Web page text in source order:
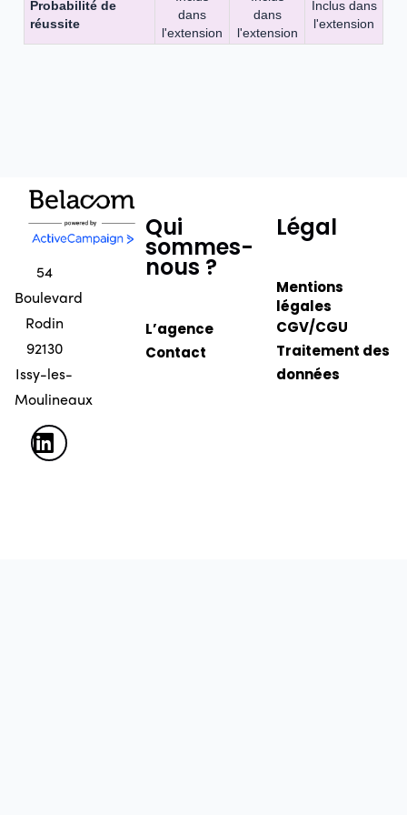
Probabilité de
réussite
dans
l'extension
dans
l'extension
Inclus dans
l'extension
54
Boulevard
Rodin
92130
Issy-les-
Moulineaux
Qui
sommes-
nous ?
L’agence
Contact
Légal
Mentions
légales
CGV/CGU
Traitement des
données